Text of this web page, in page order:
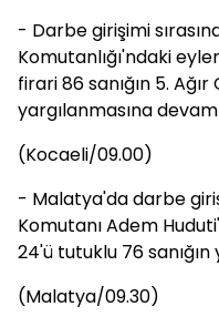
- Darbe girişimi
Komutanlığı'ndaki
firari 86 sanığın 5.
yargılanmasına
(Kocaeli/09.00)
- Malatya'da darbe
Komutanı Adem
24'ü tutuklu 76 sanığın
(Malatya/09.30)